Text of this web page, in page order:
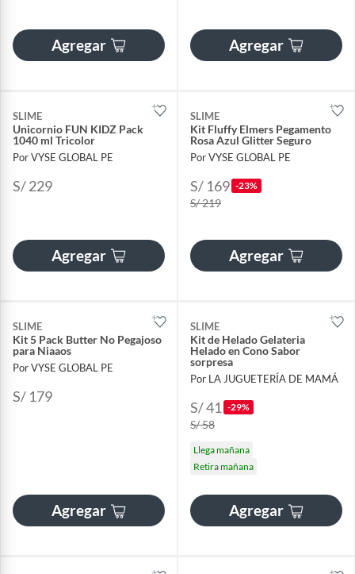
Agregar Agregar
SLIME
Unicornio FUN KIDZ Pack
1040 ml Tricolor
Por VYSE GLOBAL PE
S/ 229
Agregar
SLIME
Kit Fluffy Elmers Pegamento
Rosa Azul Glitter Seguro
Por VYSE GLOBAL PE
S/ 169 -23%
S/ 219
Agregar
SLIME
Kit 5 Pack Butter No Pegajoso
para Niaaos
Por VYSE GLOBAL PE
S/ 179
Agregar
SLIME
Kit de Helado Gelateria
Helado en Cono Sabor
sorpresa
Por LA JUGUETERÍA DE MAMÁ
S/ 41 -29%
S/ 58
Llega mañana
Retira mañana
Agregar